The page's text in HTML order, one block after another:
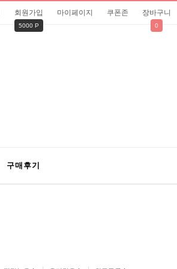
회원가입
5000 P
마이페이지 쿠폰존 장바구니
0
구매후기